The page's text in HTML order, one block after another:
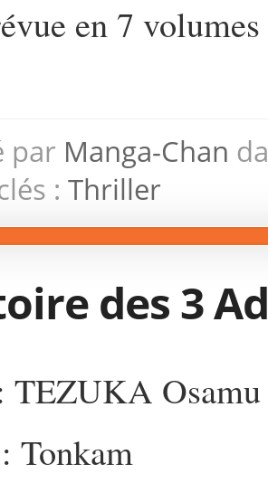
en 7 volumes
par Manga-Chan
: Thriller
des 3
TEZUKA Osamu
Tonkam